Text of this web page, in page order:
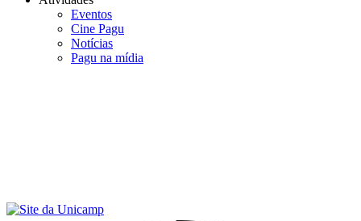
Eventos
Cine Pagu
Notícias
Pagu na mídia